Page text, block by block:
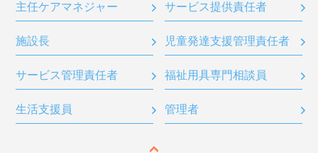
主任ケアマネジャー サービス提供責任者
施設長 児童発達支援管理責任者
サービス管理責任者 福祉用具専門相談員
生活支援員 管理者